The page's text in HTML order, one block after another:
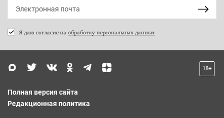
Я даю согласие на обработку персональных данных
18+
Полная версия сайта
Редакционная политика